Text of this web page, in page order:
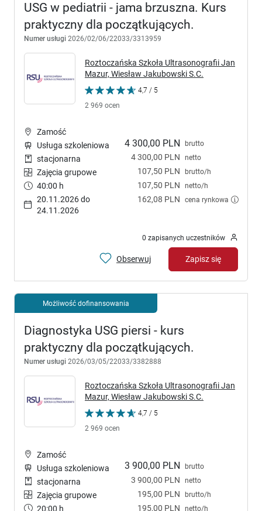
USG w pediatrii - jama brzuszna. Kurs
praktyczny dla początkujących.
Numer usługi 2026/02/06/22033/3313959
Roztoczańska Szkoła Ultrasonografii Jan
Mazur, Wiesław Jakubowski S.C.
4,7 / 5
2 969 ocen
4 300,00 PLN brutto
4 300,00 PLN netto
107,50 PLN brutto/h
107,50 PLN netto/h
162,08 PLN cena rynkowa
Zamość
Usługa szkoleniowa
stacjonarna
Zajęcia grupowe
40:00 h
20.11.2026 do
24.11.2026
0 zapisanych uczestników
Obserwuj Zapisz się
Możliwość dofinansowania
Diagnostyka USG piersi - kurs
praktyczny dla początkujących.
Numer usługi 2026/03/05/22033/3382888
Roztoczańska Szkoła Ultrasonografii Jan
Mazur, Wiesław Jakubowski S.C.
4,7 / 5
2 969 ocen
3 900,00 PLN brutto
3 900,00 PLN netto
195,00 PLN brutto/h
195,00 PLN netto/h
Zamość
Usługa szkoleniowa
stacjonarna
Zajęcia grupowe
20:00 h